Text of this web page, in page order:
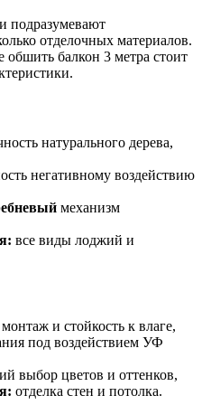
подразумевают
отделочных материалов.
балкон 3 метра стоит
натурального дерева,
негативному воздействию
механизм
все виды лоджий и
и стойкость к влаге,
под воздействием УФ
выбор цветов и оттенков,
отделка стен и потолка.